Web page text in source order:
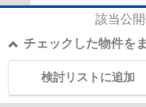
該当公
チェックした物件を
検討リストに追加